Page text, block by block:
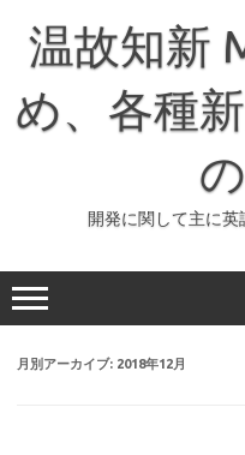
温故知新
め、各種
開発に関して主に
月別アーカイブ: 2018年12月